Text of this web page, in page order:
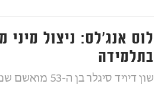
לוס אנג'לס: ניצול
בתלמידה
שון דיויד סיגלר